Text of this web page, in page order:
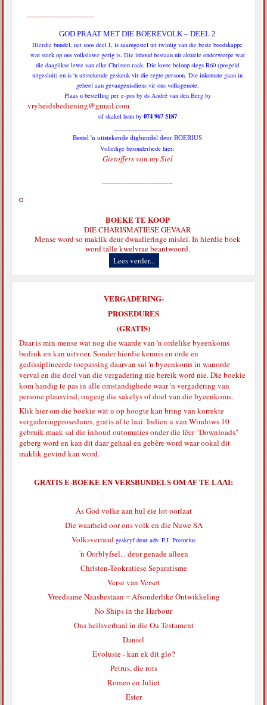
GOD PRAAT MET DIE BOEREVOLK – DEEL 2
Hierdie bundel, net soos deel I, is saamgestel uit twintig van die beste boodskappe
wat sterk op ons volkslewe gerig is. Die inhoud bestaan uit aktuele onderwerpe wat
die daaglikse lewe van elke Christen raak. Die koste beloop slegs R60 (posgeld
uitgesluit) en is 'n uitstekende geskenk vir die regte persoon. Die inkomste gaan in
geheel aan gevangenisdiens vir ons volksgenote.
Plaas u bestelling per e-pos by ds Andrè van den Berg by
vryheidsbediening@gmail.com
of skakel hom by 074 967 5187
Bestel 'n uitstekende digbundel deur BOERIUS
Volledige besonderhede hier:
Gietoffers van my Siel
BOEKE TE KOOP
DIE CHARISMATIESE GEVAAR
Mense word so maklik deur dwaalleringe mislei. In hierdie boek
word talle kwelvrae beantwoord.
Lees verder...
VERGADERING-
PROSEDURES
(GRATIS)
Daar is min mense wat nog die waarde van 'n ordelike byeenkoms
bedink en kan uitvoer. Sonder hierdie kennis en orde en
gedissiplineerde toepassing daarvan sal 'n byeenkoms in wanorde
verval en die doel van die vergadering nie bereik word nie. Die boekie
kom handig te pas in alle omstandighede waar 'n vergadering van
persone plaasvind, ongeag die sakelys of doel van die byeenkoms.
Klik hierom die boekie wat u op hoogte kan bring van korrekte
vergaderingprosedures, gratis af te laai. Indien u van Windows 10
gebruik maak sal die inhoud outomaties onder die lêer "Downloads"
geberg word en kan dit daar gehaal en gebêre word waar ookal dit
maklik gevind kan word.
GRATIS E-BOEKE EN VERSBUNDELS OM AF TE LAAI:
As God volke aan hul eie lot oorlaat
Die waarheid oor ons volk en die Nuwe SA
Volksverraad geskryf deur adv. P.J. Pretorius
'n Oorblyfsel... deur genade alleen
Christen-Teokratiese Separatisme
Verse van Verset
Vreedsame Naasbestaan = Afsonderlike Ontwikkeling
No Ships in the Harbour
Ons heilsverhaal in die Ou Testament
Daniel
Evolusie - kan ek dit glo?
Petrus, die rots
Romeo en Juliet
Ester